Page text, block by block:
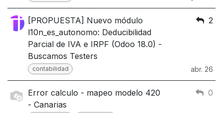
[PROPUESTA] Nuevo módulo
l10n_es_autonomo: Deducibilidad
Parcial de IVA e IRPF (Odoo 18.0) -
Buscamos Testers
contabilidad
2
abr. 26
Error calculo - mapeo modelo 420
- Canarias
0